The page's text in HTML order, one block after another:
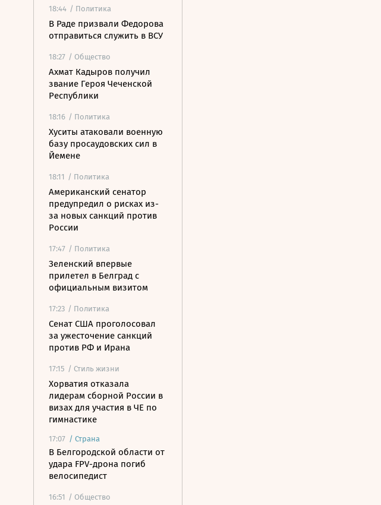
18:44 / Политика
В Раде призвали Федорова
отправиться служить в ВСУ
18:27 / Общество
Ахмат Кадыров получил
звание Героя Чеченской
Республики
18:16 / Политика
Хуситы атаковали военную
базу просаудовских сил в
Йемене
18:11 / Политика
Американский сенатор
предупредил о рисках из-
за новых санкций против
России
17:47 / Политика
Зеленский впервые
прилетел в Белград с
официальным визитом
17:23 / Политика
Сенат США проголосовал
за ужесточение санкций
против РФ и Ирана
17:15 / Стиль жизни
Хорватия отказала
лидерам сборной России в
визах для участия в ЧЕ по
гимнастике
17:07 / Страна
В Белгородской области от
удара FPV-дрона погиб
велосипедист
16:51 / Общество